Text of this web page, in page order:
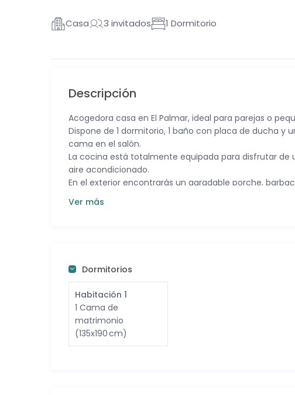
Casa 3 invitados 1 Dormitorio
Descripción
Acogedora casa en El Palmar, ideal para parejas o
Dispone de 1 dormitorio, 1 baño con placa de ducha
cama en el salón.
La cocina está totalmente equipada para disfrutar
aire acondicionado.
En el exterior encontrarás un agradable porche,
refrescarse durante los meses de verano.
La casa se encuentra a unos 800 metros de la playa
Ver más
Dormitorios
Habitación 1
1 Cama de
matrimonio
(135x190 cm)